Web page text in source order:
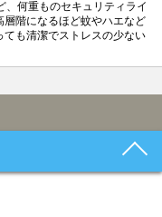
、何重ものセキュリティライ
層階になるほど蚊やハエなど
も清潔でストレスの少ない